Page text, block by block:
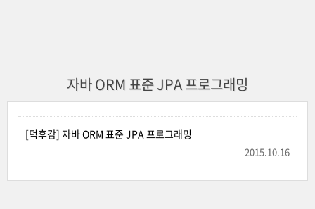
자바 ORM 표준 JPA 프로그래밍
[덕후감] 자바 ORM 표준 JPA 프로그래밍
2015.10.16